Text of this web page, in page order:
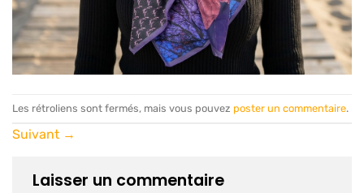
Les rétroliens sont fermés, mais vous pouvez poster un commentaire.
Suivant →
Laisser un commentaire